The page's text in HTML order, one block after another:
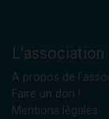
L'association
A propos de
Faire un don !
Mentions légales